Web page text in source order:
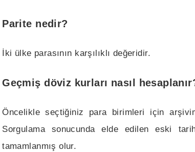
Parite nedir?
İki ülke parasının karşılıklı değeridir.
Geçmiş döviz kurları nasıl
Öncelikle seçtiğiniz para birimleri için
Sorgulama sonucunda elde edilen eski
tamamlanmış olur.